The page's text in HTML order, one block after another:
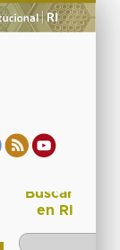
Buscar
en RI